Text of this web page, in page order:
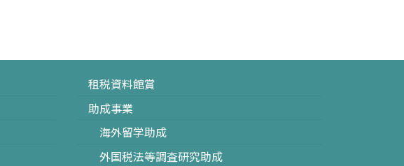
租税資料館賞
助成事業
海外留学助成
外国税法等調査研究助成